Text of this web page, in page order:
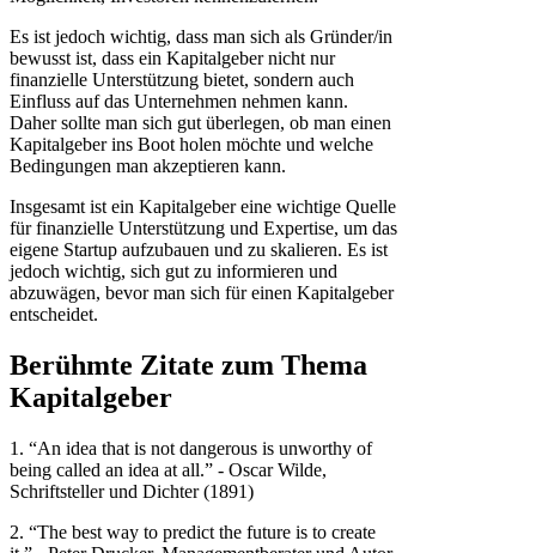
Es ist jedoch wichtig, dass man sich als Gründer/in
bewusst ist, dass ein Kapitalgeber nicht nur
finanzielle Unterstützung bietet, sondern auch
Einfluss auf das Unternehmen nehmen kann.
Daher sollte man sich gut überlegen, ob man einen
Kapitalgeber ins Boot holen möchte und welche
Bedingungen man akzeptieren kann.
Insgesamt ist ein Kapitalgeber eine wichtige Quelle
für finanzielle Unterstützung und Expertise, um das
eigene Startup aufzubauen und zu skalieren. Es ist
jedoch wichtig, sich gut zu informieren und
abzuwägen, bevor man sich für einen Kapitalgeber
entscheidet.
Berühmte Zitate zum Thema
Kapitalgeber
1. “An idea that is not dangerous is unworthy of
being called an idea at all.” - Oscar Wilde,
Schriftsteller und Dichter (1891)
2. “The best way to predict the future is to create